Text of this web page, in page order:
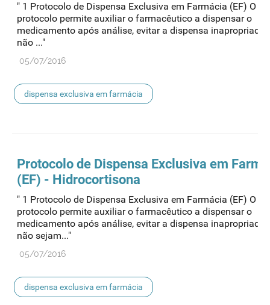
" 1 Protocolo de Dispensa Exclusiva em Farmácia (EF) O
protocolo permite auxiliar o farmacêutico a dispensar o
medicamento após análise, evitar a dispensa inapropriada
não ..."
05/07/2016
dispensa exclusiva em farmácia
Protocolo de Dispensa Exclusiva em
(EF) - Hidrocortisona
" 1 Protocolo de Dispensa Exclusiva em Farmácia (EF) O
protocolo permite auxiliar o farmacêutico a dispensar o
medicamento após análise, evitar a dispensa inapropriada
não sejam..."
05/07/2016
dispensa exclusiva em farmácia